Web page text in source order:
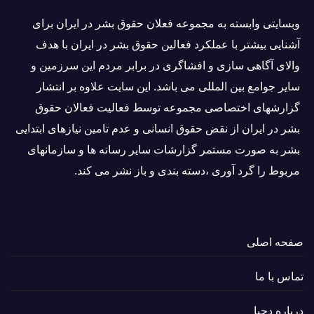
وبسايتى وابسته به مجموعه فعلان حقوق بشر در ایران برای
آشنایی بيشتر با عملکرد فعالین حقوق بشر در ایران با هدف
والاى آگاهى سازی و افشاگرى در برابر مردم این سرزمین و
ساير جوامع بین المللى می باشد. این سایت علاوه بر انتشار
گزارشهای اختصاصی مجموعه توسط فعاليت فعالان حقوق
بشر در ایران از نقض حقوق انسانی و عدم تامین نیازهای ابتدایی
بشر به صورت مستمر گزارشات سایر رسانه ها و سازمانهای
مربوط را گرد آوری ،دسته بندی و باز نشر می كند.
صفحه اصلی
تماس با ما
درباره دحبا